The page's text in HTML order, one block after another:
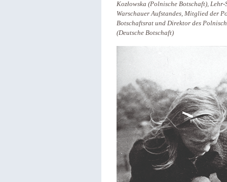
Kozłowska (Polnische Botschaft),
Warschauer Aufstandes, Mitglied der
Botschaftsrat und Direktor des
(Deutsche Botschaft)